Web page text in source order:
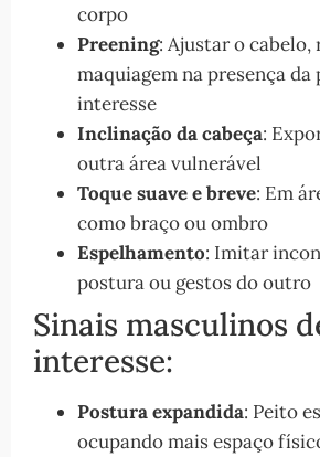
corpo
Preening: Ajustar o cabelo,
maquiagem na presença da
interesse
Inclinação da cabeça:
outra área vulnerável
Toque suave e breve: Em
como braço ou ombro
Espelhamento: Imitar
postura ou gestos do outro
Sinais masculinos
interesse:
Postura expandida: Peito
ocupando mais espaço